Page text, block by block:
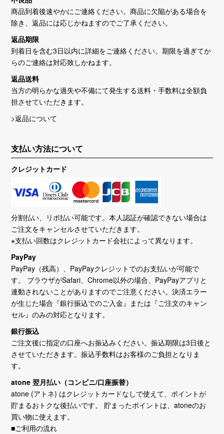
商品到着後速やかにご連絡ください。商品に欠陥がある場合を
除き、返品には応じかねますのでご了承ください。
返品期限
到着日を含む3日以内に詳細をご連絡ください。期限を過ぎてか
らのご連絡は対応致しかねます。
返品送料
当方の明らかな過失や不備にて発生する送料・手数料は全額負
担させていただきます。
>返品について
支払い方法について
クレジットカード
分割払い、リボ払い可能です。本人認証が確認できない場合は
ご注文をキャンセルさせていただきます。
※支払い回数はクレジットカード会社によって異なります。
PayPay
PayPay（残高）、PayPayクレジットでのお支払いが可能で
す。 ブラウザがSafari、Chrome以外の場合、PayPayアプリと
連動されないことがありますのでご注意ください。決済エラー
が生じた場合『銀行振込でのご入金』または『ご注文のキャン
セル』のみの対応となります。
銀行振込
ご注文後に指定の口座へお振込みください。振込期限は3日後と
させていただきます。振込手数料はお客様のご負担となりま
す。
atone 翌月払い（コンビニ/口座振替）
atone (アトネ) はクレジットカードなしで使えて、ポイントが
貯まるおトクな後払いです。 貯まったポイントは、atoneのお
買い物に使えます。
■ご利用の流れ